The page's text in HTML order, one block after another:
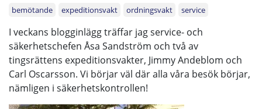
bemötande expeditionsvakt ordningsvakt service
I veckans blogginlägg träffar jag service- och
säkerhetschefen Åsa Sandström och två av
tingsrättens expeditionsvakter, Jimmy Andeblom och
Carl Oscarsson. Vi börjar väl där alla våra besök börjar,
nämligen i säkerhetskontrollen!